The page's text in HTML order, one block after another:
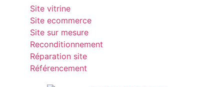
Site vitrine
Site ecommerce
Site sur mesure
Reconditionnement
Réparation site
Référencement